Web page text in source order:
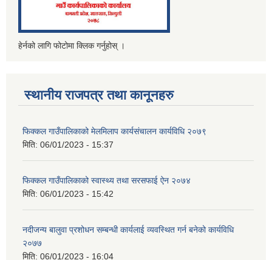
हेर्नको लागि फोटोमा क्लिक गर्नुहोस् ।
स्थानीय राजपत्र तथा कानूनहरु
फिक्कल गाउँपालिकाको मेलमिलाप कार्यसंचालन कार्यविधि २०७९
मिति: 06/01/2023 - 15:37
फिक्कल गाउँपालिकाको स्वास्थ्य तथा सरसफाई ऐन २०७४
मिति: 06/01/2023 - 15:42
नदीजन्य बालुवा प्रशोधन सम्बन्धी कार्यलाई व्यवस्थित गर्न बनेको कार्यविधि
२०७७
मिति: 06/01/2023 - 16:04